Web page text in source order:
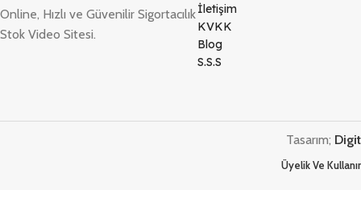
Online, Hızlı ve Güvenilir Sigortacılık
Stok Video Sitesi.
İletişim
KVKK
Blog
S.S.S
Tasarım;
Üyelik Ve